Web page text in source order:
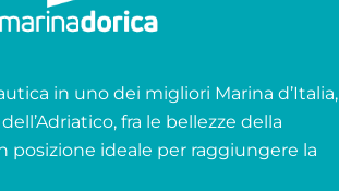
in uno dei migliori Marina d’Italia,
fra le bellezze della
posizione ideale per raggiungere la